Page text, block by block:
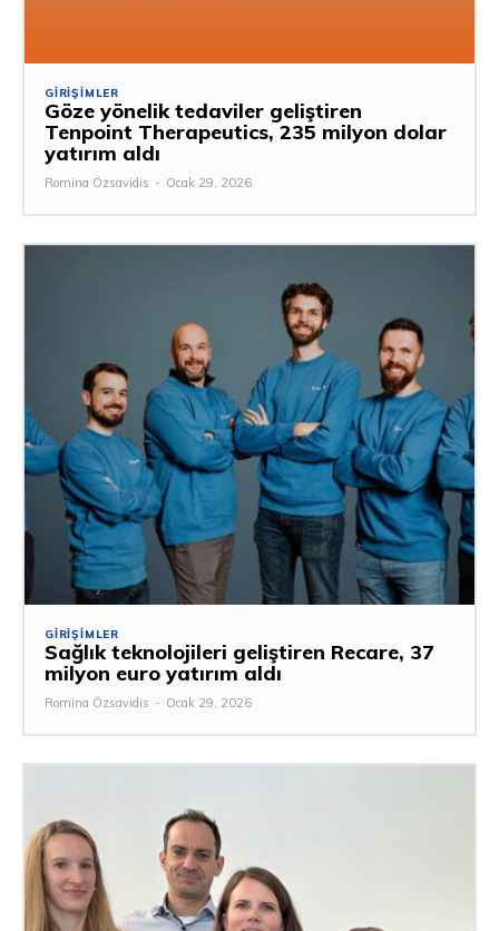
GIRIŞIMLER
Göze yönelik tedaviler geliştiren
Tenpoint Therapeutics, 235 milyon dolar
yatırım aldı
Romina Özsavidis - Ocak 29, 2026
GIRIŞIMLER
Sağlık teknolojileri geliştiren Recare, 37
milyon euro yatırım aldı
Romina Özsavidis - Ocak 29, 2026